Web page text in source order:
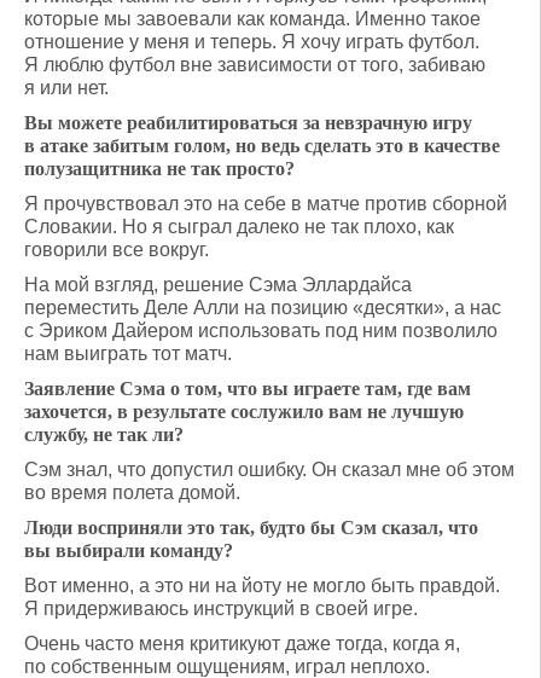
которые мы завоевали как команда. Именно такое
отношение у меня и теперь. Я хочу играть футбол.
Я люблю футбол вне зависимости от того, забиваю
я или нет.
Вы можете реабилитироваться за невзрачную игру
в атаке забитым голом, но ведь сделать это в качестве
полузащитника не так просто?
Я прочувствовал это на себе в матче против сборной
Словакии. Но я сыграл далеко не так плохо, как
говорили все вокруг.
На мой взгляд, решение Сэма Эллардайса
переместить Деле Алли на позицию «десятки», а нас
с Эриком Дайером использовать под ним позволило
нам выиграть тот матч.
Заявление Сэма о том, что вы играете там, где вам
захочется, в результате сослужило вам не лучшую
службу, не так ли?
Сэм знал, что допустил ошибку. Он сказал мне об этом
во время полета домой.
Люди восприняли это так, будто бы Сэм сказал, что
вы выбирали команду?
Вот именно, а это ни на йоту не могло быть правдой.
Я придерживаюсь инструкций в своей игре.
Очень часто меня критикуют даже тогда, когда я,
по собственным ощущениям, играл неплохо.